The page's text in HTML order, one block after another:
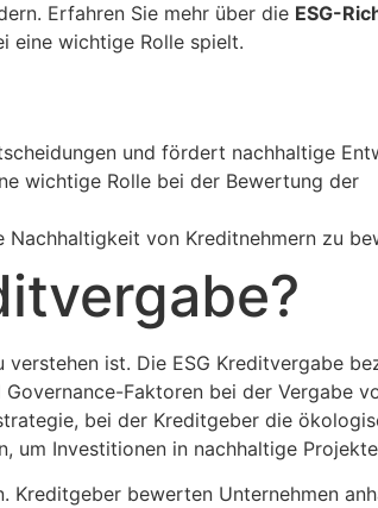
Erfahren Sie mehr über die ESG-
eine wichtige Rolle spielt.
und fördert nachhaltige
wichtige Rolle bei der Bewertung der
Nachhaltigkeit von Kreditnehmern zu
verstehen ist. Die ESG Kreditvergabe
Faktoren bei der Vergabe
bei der Kreditgeber die
um Investitionen in nachhaltige
Kreditgeber bewerten Unternehmen